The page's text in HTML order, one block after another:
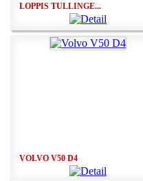
LOPPIS TULLINGE...
VOLVO V50 D4